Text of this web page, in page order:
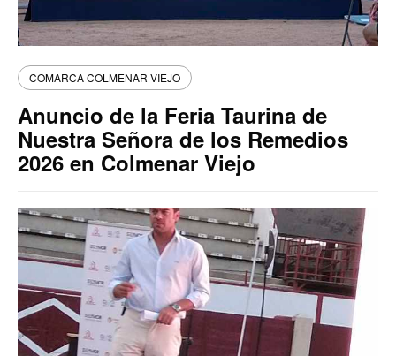
COMARCA COLMENAR VIEJO
Anuncio de la Feria Taurina de
Nuestra Señora de los Remedios
2026 en Colmenar Viejo